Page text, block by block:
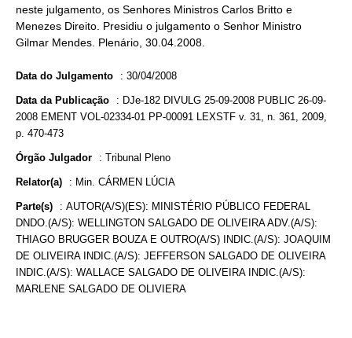
neste julgamento, os Senhores Ministros Carlos Britto e
Menezes Direito. Presidiu o julgamento o Senhor Ministro
Gilmar Mendes. Plenário, 30.04.2008.
Data do Julgamento : 30/04/2008
Data da Publicação : DJe-182 DIVULG 25-09-2008 PUBLIC 26-09-
2008 EMENT VOL-02334-01 PP-00091 LEXSTF v. 31, n. 361, 2009,
p. 470-473
Órgão Julgador : Tribunal Pleno
Relator(a) : Min. CÁRMEN LÚCIA
Parte(s) : AUTOR(A/S)(ES): MINISTÉRIO PÚBLICO FEDERAL
DNDO.(A/S): WELLINGTON SALGADO DE OLIVEIRA ADV.(A/S):
THIAGO BRUGGER BOUZA E OUTRO(A/S) INDIC.(A/S): JOAQUIM
DE OLIVEIRA INDIC.(A/S): JEFFERSON SALGADO DE OLIVEIRA
INDIC.(A/S): WALLACE SALGADO DE OLIVEIRA INDIC.(A/S):
MARLENE SALGADO DE OLIVIERA